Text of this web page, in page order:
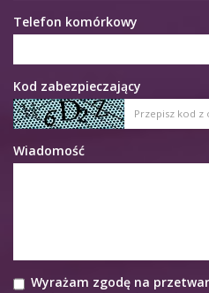
Telefon komórkowy
Kod zabezpieczający
Wiadomość
Wyrażam zgodę na